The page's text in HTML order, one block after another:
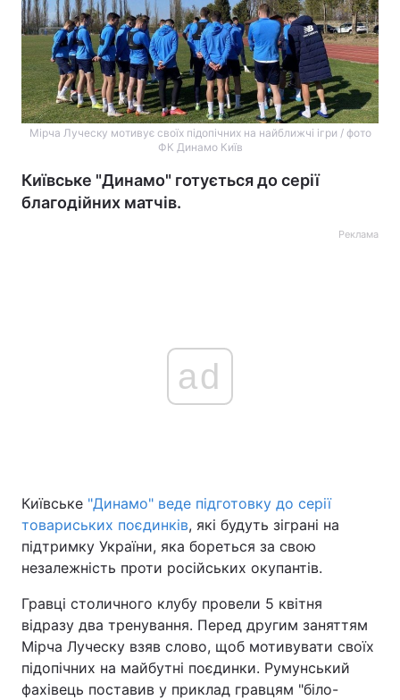
Мірча Луческу мотивує своїх підопічних на найближчі ігри / фото
ФК Динамо Київ
Київське "Динамо" готується до серії
благодійних матчів.
Реклама
ad
Київське "Динамо" веде підготовку до серії
товариських поєдинків, які будуть зіграні на
підтримку України, яка бореться за свою
незалежність проти російських окупантів.
Гравці столичного клубу провели 5 квітня
відразу два тренування. Перед другим заняттям
Мірча Луческу взяв слово, щоб мотивувати своїх
підопічних на майбутні поєдинки. Румунський
фахівець поставив у приклад гравцям "біло-